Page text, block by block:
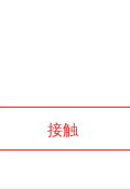
接触